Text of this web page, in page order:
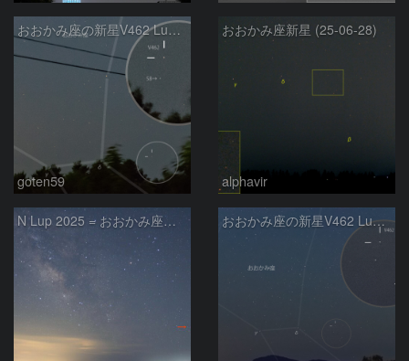
おおかみ座の新星V462 Lup(2025/06/28)
goten59
おおかみ座新星 (25-06-28)
alphavir
N Lup 2025 = おおかみ座新星 2025 おおかみ座の新星V462 Lup(2025/06/24)